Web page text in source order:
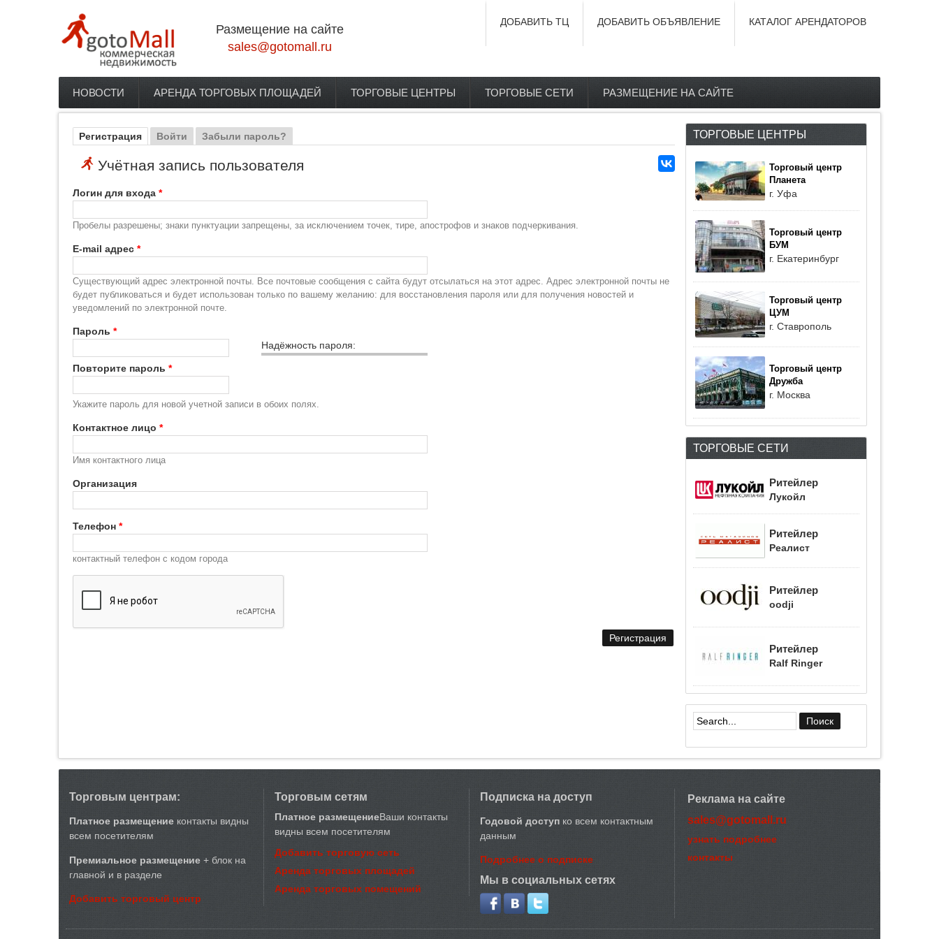
Размещение на сайте
sales@gotomall.ru
КАТАЛОГ АРЕНДАТОРОВ
ДОБАВИТЬ ОБЪЯВЛЕНИЕ
ДОБАВИТЬ ТЦ
Главное меню
НОВОСТИ АРЕНДА ТОРГОВЫХ ПЛОЩАДЕЙ ТОРГОВЫЕ ЦЕНТРЫ ТОРГОВЫЕ СЕТИ РАЗМЕЩЕНИЕ НА САЙТЕ
Главные вкладки
Регистрация (активная вкладка)
Войти Забыли пароль?
Учётная запись пользователя
Логин для входа *
Пробелы разрешены; знаки пунктуации запрещены, за исключением точек, тире, апострофов и знаков подчеркивания.
E-mail адрес *
Существующий адрес электронной почты. Все почтовые сообщения с сайта будут отсылаться на этот адрес. Адрес электронной почты не
будет публиковаться и будет использован только по вашему желанию: для восстановления пароля или для получения новостей и
уведомлений по электронной почте.
Надёжность пароля:
Пароль *
Повторите пароль *
Укажите пароль для новой учетной записи в обоих полях.
Контактное лицо *
Имя контактного лица
Организация
Телефон *
контактный телефон с кодом города
ТОРГОВЫЕ ЦЕНТРЫ
Торговый центр
Планета
г. Уфа
Торговый центр
БУМ
г. Екатеринбург
Торговый центр
ЦУМ
г. Ставрополь
Торговый центр
Дружба
г. Москва
ТОРГОВЫЕ СЕТИ
Ритейлер
Лукойл
Ритейлер
Реалист
Ритейлер
oodji
Ритейлер
Ralf Ringer
Форма поиска
Торговым центрам:
Платное размещение контакты видны
всем посетителям
Премиальное размещение + блок на
главной и в разделе
Добавить торговый центр
Торговым сетям
Платное размещениеВаши контакты
видны всем посетителям
Добавить торговую сеть
Аренда торговых площадей
Аренда торговых помещений
Подписка на доступ
Годовой доступ ко всем контактным
данным
Подробнее о подписке
Мы в социальных сетях
Реклама на сайте
sales@gotomall.ru
узнать подробнее
контакты